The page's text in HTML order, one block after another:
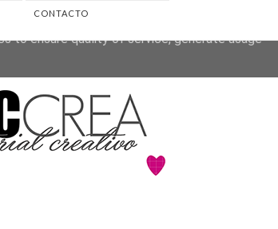
CONTACTO
traffic. Your IP address and user-agent
to ensure quality of service, generate usage